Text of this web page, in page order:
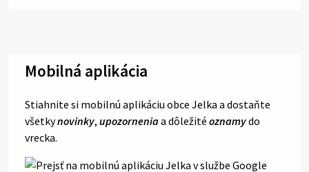
Mobilná aplikácia
Stiahnite si mobilnú aplikáciu obce Jelka a dostaňte
všetkynovinky, upozorneniaa dôležité oznamydo
vrecka.